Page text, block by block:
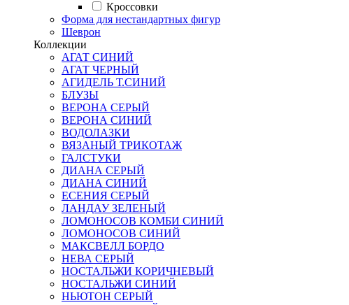
Кроссовки
Форма для нестандартных фигур
Шеврон
Коллекции
АГАТ СИНИЙ
АГАТ ЧЕРНЫЙ
АГИДЕЛЬ Т.СИНИЙ
БЛУЗЫ
ВЕРОНА СЕРЫЙ
ВЕРОНА СИНИЙ
ВОДОЛАЗКИ
ВЯЗАНЫЙ ТРИКОТАЖ
ГАЛСТУКИ
ДИАНА СЕРЫЙ
ДИАНА СИНИЙ
ЕСЕНИЯ СЕРЫЙ
ЛАНДАУ ЗЕЛЕНЫЙ
ЛОМОНОСОВ КОМБИ СИНИЙ
ЛОМОНОСОВ СИНИЙ
МАКСВЕЛЛ БОРДО
НЕВА СЕРЫЙ
НОСТАЛЬЖИ КОРИЧНЕВЫЙ
НОСТАЛЬЖИ СИНИЙ
НЬЮТОН СЕРЫЙ